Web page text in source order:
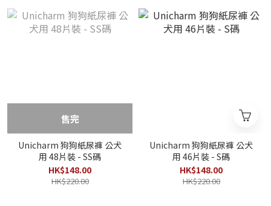
售完
Unicharm 狗狗紙尿褲 公犬
用 48片裝 - SS碼
HK$148.00
HK$220.00
Unicharm 狗狗紙尿褲 公犬
用 46片裝 - S碼
HK$148.00
HK$220.00